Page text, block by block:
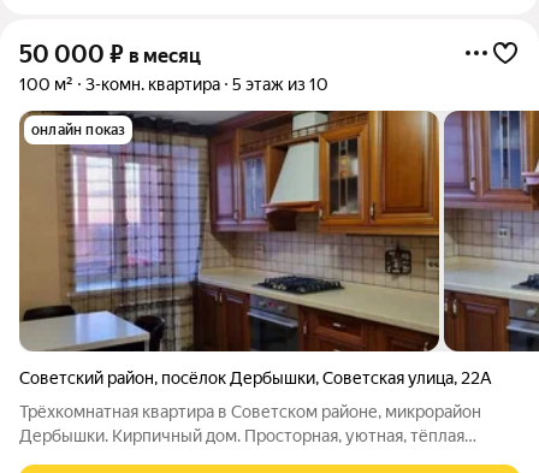
50 000 ₽ в месяц
100 м² 3-комн. квартира 5 этаж из 10
онлайн показ
Советский район, посёлок Дербышки,Советская улица, 22А
Трёхкомнатная квартира в Советском районе, микрорайон
Дербышки. Кирпичный дом. Просторная, уютная, тёплая